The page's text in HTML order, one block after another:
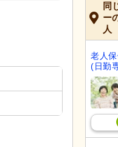
同
ー
人
老人
(日勤